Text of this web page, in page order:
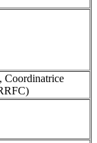
Coordinatrice